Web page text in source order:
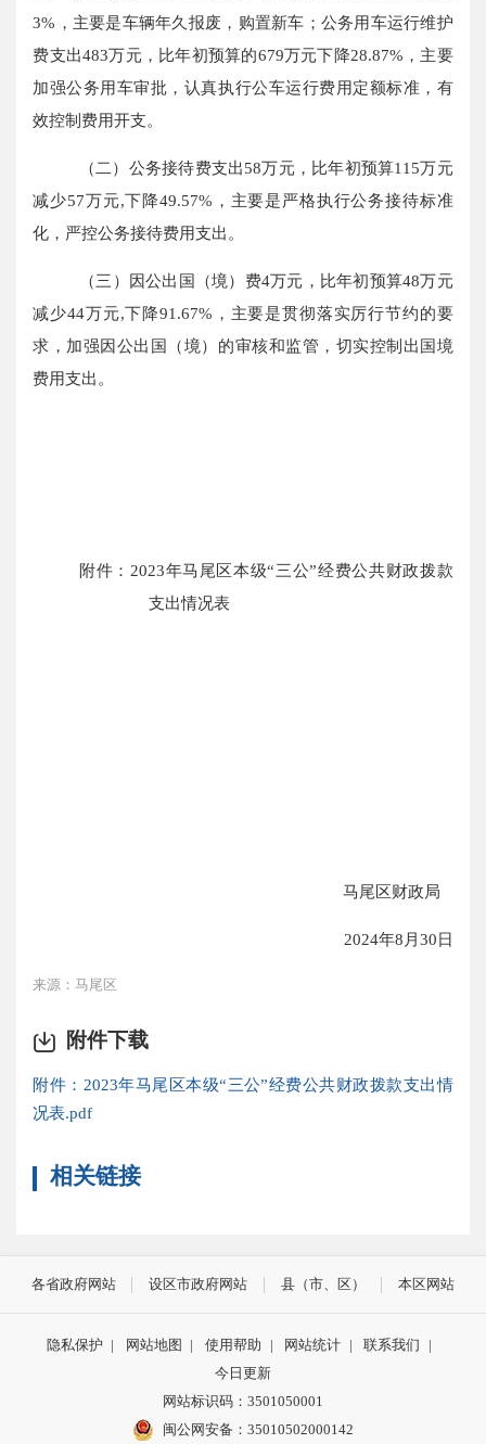
3%，主要是车辆年久报废，购置新车；公务用车运行维护
费支出483万元，比年初预算的679万元下降28.87%，主要
加强公务用车审批，认真执行公车运行费用定额标准，有
效控制费用开支。
（二）公务接待费支出58万元， 比年初预算115万元
减少57万元,下降49.57%，主要是严格执行公务接待标准
化，严控公务接待费用支出。
（三）因公出国（境）费4万元， 比年初预算48万元
减少44万元,下降91.67%，主要是贯彻落实厉行节约的要
求，加强因公出国（境）的审核和监管，切实控制出国境
费用支出。
附件： 2023年马尾区本级“三公”经费公共财政拨款
支出情况表
马尾区财政局
2024年8 月30日
来源：马尾区
附件下载
附件：2023年马尾区本级“三公”经费公共财政拨款支出情
况表.pdf
相关链接
各省政府网站 设区市政府网站 县（市、区） 本区网站
隐私保护 | 网站地图 | 使用帮助 | 网站统计 | 联系我们
|
今日更新
网站标识码：3501050001
闽公网安备：35010502000142